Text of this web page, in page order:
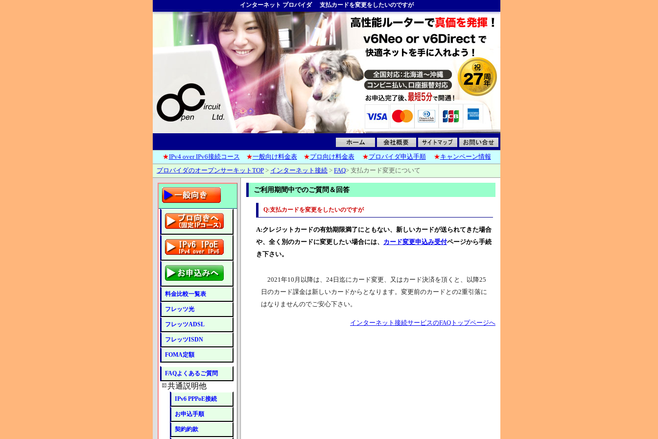
インターネット プロバイダ 支払カードを変更をしたいのですが
★IPv4 over IPv6接続コース ★一般向け料金表 ★プロ向け料金表 ★プロバイダ申込手順 ★キャンペーン情報
プロバイダのオープンサーキットTOP > インターネット接続 > FAQ> 支払カード変更について
ご利用期間中でのご質問＆回答
Q:支払カードを変更をしたいのですが
A:クレジットカードの有効期限満了にともない、新しいカードが送られてきた場合
や、全く別のカードに変更したい場合には、 カード変更申込み受付ページから手続
き下さい。
2021年10月以降は、24日迄にカード変更、又はカード決済を頂くと、以降25
日のカード課金は新しいカードからとなります。変更前のカードとの2重引落に
はなりませんのでご安心下さい。
インターネット接続サービスのFAQトップページへ
料金比較一覧表
フレッツ光
フレッツADSL
フレッツISDN
FOMA定額
FAQよくあるご質問
共通説明他
IPv6 PPPoE接続
お申込手順
契約約款